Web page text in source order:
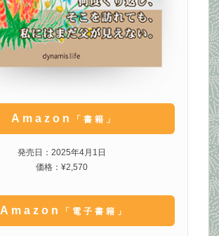
Amazon 「書籍」
発売日：2025年4月1日
価格：¥2,570
Amazon 「電子書籍」